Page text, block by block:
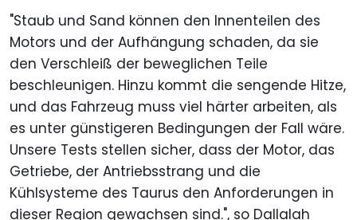
"Staub und Sand können den Innenteilen des
Motors und der Aufhängung schaden, da sie
den Verschleiß der beweglichen Teile
beschleunigen. Hinzu kommt die sengende Hitze,
und das Fahrzeug muss viel härter arbeiten, als
es unter günstigeren Bedingungen der Fall wäre.
Unsere Tests stellen sicher, dass der Motor, das
Getriebe, der Antriebsstrang und die
Kühlsysteme des Taurus den Anforderungen in
dieser Region gewachsen sind.", so Dallalah